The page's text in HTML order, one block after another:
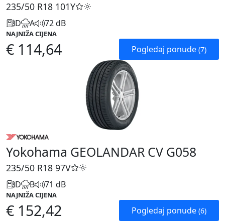
235/50 R18 101Y
D A 72 dB
NAJNIŽA CIJENA
€ 114,64 Pogledaj ponude (7)
Yokohama GEOLANDAR CV G058
235/50 R18 97V
D B 71 dB
NAJNIŽA CIJENA
€ 152,42 Pogledaj ponude (6)